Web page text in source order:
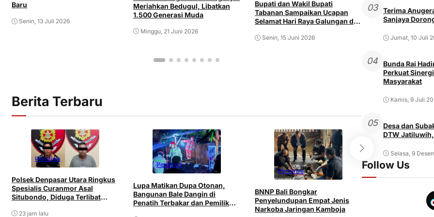
Baru
Senin, 13 Juli 2026
Meriahkan Bedugul, Libatkan
1.500 Generasi Muda
Minggu, 21 Juni 2026
Bupati dan Wakil Bupati
Tabanan Sampaikan Ucapan
Selamat Hari Raya Galungan dan
Senin, 15 Juni 2026
Spirit Agraris,
Semarakkan
Minggu, 14 Juni
Berita Terbaru
Peristiwa
Polsek Denpasar Utara Ringkus
Spesialis Curanmor Asal
Situbondo, Diduga Terlibat
23 jam lalu
Peristiwa
Lupa Matikan Dupa Otonan,
Bangunan Bale Dangin di
Penatih Terbakar dan Pemilik
Peristiwa
BNNP Bali Bongkar
Penyelundupan Empat Jenis
Narkoba Jaringan Kamboja
Pria ODGJ di
Istri dan Mertua
03
Terima
Sanjaya
Jumat, 10 Juli
04
Bunda Rai
Perkuat
Masyarakat
Kamis, 9 Juli
05
Desa dan
DTW
Selasa, 9
Follow Us